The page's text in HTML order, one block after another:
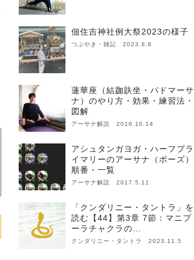
佃住吉神社例大祭2023の様子
つぶやき・雑記 2023.8.8
蓮華座（結跏趺坐・パドマーサ
ナ）のやり方・効果・練習法・
図解
アーサナ解説 2016.10.14
アシュタンガヨガ・ハーフプラ
イマリーのアーサナ（ポーズ）
順番・一覧
アーサナ解説 2017.5.11
「クンダリニー・タントラ」を
読む【44】第3章 7節：マニプ
ーラチャクラの…
クンダリニー・タントラ 2023.11.5